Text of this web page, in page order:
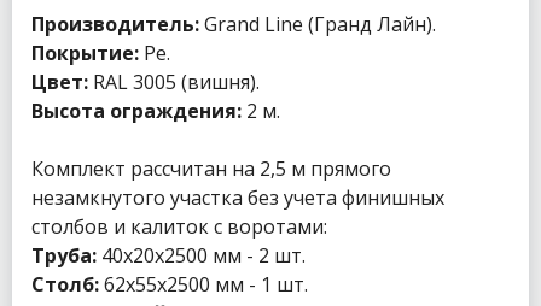
Производитель:Grand Line (Гранд Лайн).
Покрытие: Pe.
Цвет: RAL 3005 (вишня).
Высота ограждения: 2 м.
Комплект рассчитан на 2,5 м прямого
незамкнутого участка без учета финишных
столбов и калиток с воротами:
Труба: 40х20х2500 мм - 2 шт.
Cтолб:62х55х2500 мм - 1 шт.